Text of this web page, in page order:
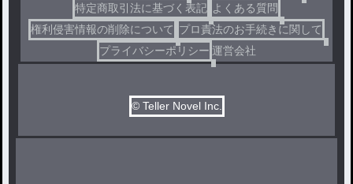
特定商取引法に基づく表記 よくある質問
権利侵害情報の削除について プロ責法のお手続きに関して
プライバシーポリシー 運営会社
© Teller Novel Inc.